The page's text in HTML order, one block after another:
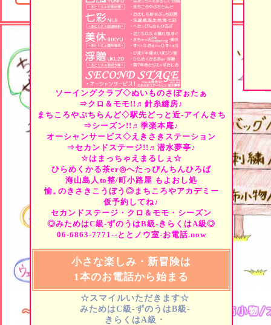
ソーイングクラブ◇ぬいものさぽぉたぁ
⇒クロ＆モモ!!♬針糸縫房♪
まちころやぷちらんど◇駅先どっと近-アイんきち
⇒シーズン!!♬季楽本庵♪
オーシャンサービス◇えきさきステーション
⇒セカンドステージ!!♬潜水夢亭♪
☆はまっちゃえまるしぇ☆
ひらめくかる茶er◎へたっぴんちんひろば
海山島人 to整/町小路屋 もよおし処
愉。のきさきこうぼう◎まちころやアカデミー
仮予約してね♪
セカンドステージ・クロ＆モモ・シーズン
◎みためはC級-ずのうはB級-きらくはA級◎
06-6863-7771--ととノウ室-お電話.now
小さな楽しみ・新冒険は
1本のお電話から始まる
☆スマイルいただきます☆
みためはC級-ずのうはB級-
きらくはA級・